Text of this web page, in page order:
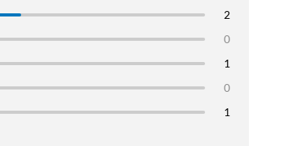
2
0
1
0
1